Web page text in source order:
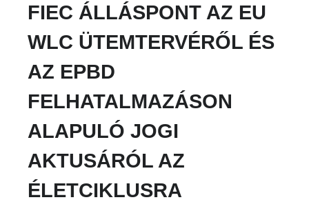
FIEC ÁLLÁSPONT AZ EU
WLC ÜTEMTERVÉRŐL ÉS
AZ EPBD
FELHATALMAZÁSON
ALAPULÓ JOGI
AKTUSÁRÓL AZ
ÉLETCIKLUSRA